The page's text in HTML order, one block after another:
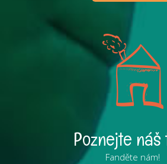
Poznejte náš
Fanděte nám!